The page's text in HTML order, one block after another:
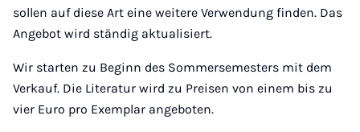
sollen auf diese Art eine weitere Verwendung finden. Das
Angebot wird ständig aktualisiert.
Wir starten zu Beginn des Sommersemesters mit dem
Verkauf. Die Literatur wird zu Preisen von einem bis zu
vier Euro pro Exemplar angeboten.